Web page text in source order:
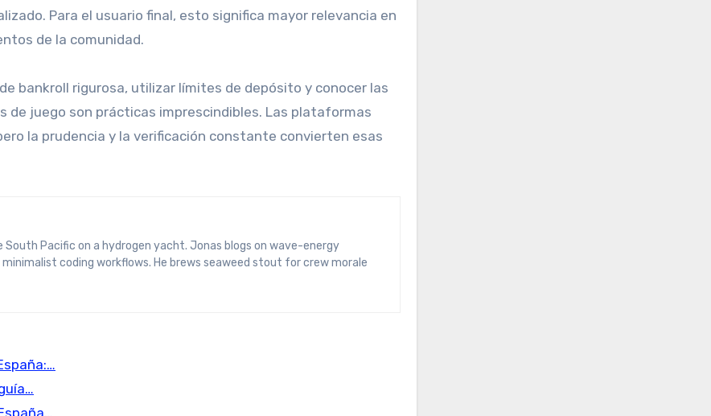
Para el usuario final, esto significa mayor relevancia en
de la comunidad.
bankroll rigurosa, utilizar límites de depósito y conocer las
de juego son prácticas imprescindibles. Las plataformas
la prudencia y la verificación constante convierten esas
coding workflows. He brews seaweed stout for crew morale